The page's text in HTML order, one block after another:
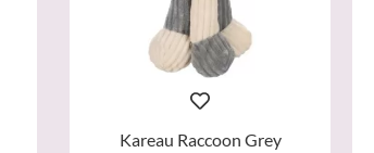
Kareau Raccoon Grey